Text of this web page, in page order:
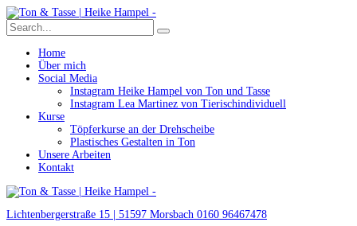
Home
Über mich
Social Media
Instagram Heike Hampel von Ton und Tasse
Instagram Lea Martinez von Tierischindividuell
Kurse
Töpferkurse an der Drehscheibe
Plastisches Gestalten in Ton
Unsere Arbeiten
Kontakt
Lichtenbergerstraße 15 | 51597 Morsbach 0160 96467478